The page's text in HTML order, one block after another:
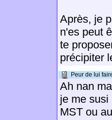
Après, je
n'es peut
te
précipiter
Peur de lui
Ah nan
je me susi
MST ou